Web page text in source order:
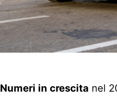
Numeri in crescita nel